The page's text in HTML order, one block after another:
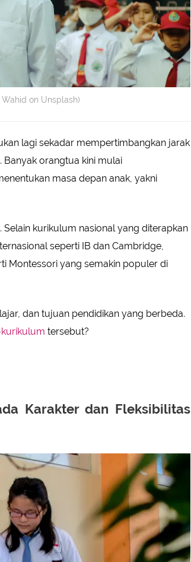
on Unsplash)
lagi sekadar mempertimbangkan jarak
orangtua kini mulai
masa depan anak, yakni
Selain kurikulum nasional yang diterapkan
seperti IB dan Cambridge,
Montessori yang semakin populer di
dan tujuan pendidikan yang berbeda.
kurikulum tersebut?
Karakter dan Fleksibilitas